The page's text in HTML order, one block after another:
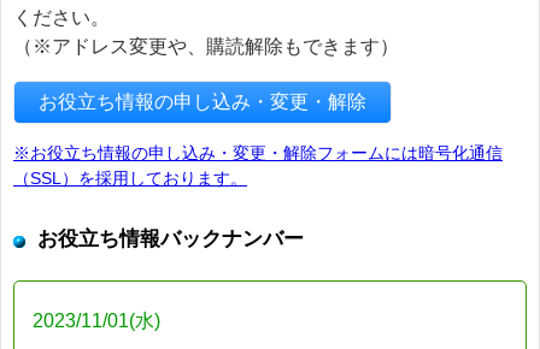
ください。
（※アドレス変更や、購読解除もできます）
お役立ち情報の申し込み・変更・解除
※お役立ち情報の申し込み・変更・解除フォームには暗号化通信
（SSL）を採用しております。
お役立ち情報バックナンバー
2023/11/01(水)